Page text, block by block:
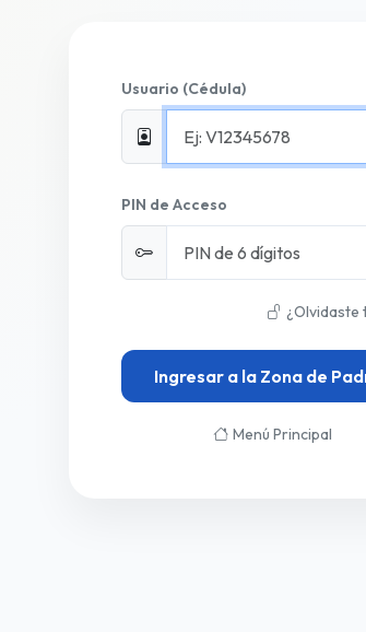
Usuario (Cédula)
PIN de Acceso
¿Olvidaste
Ingresar a la Zona de
Menú Principal